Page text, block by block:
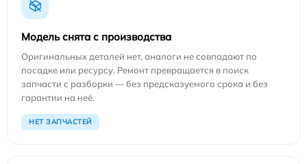
Модель снята с производства
Оригинальных деталей нет, аналоги не совпадают по
посадке или ресурсу. Ремонт превращается в поиск
запчасти с разборки — без предсказуемого срока и без
гарантии на неё.
НЕТ ЗАПЧАСТЕЙ